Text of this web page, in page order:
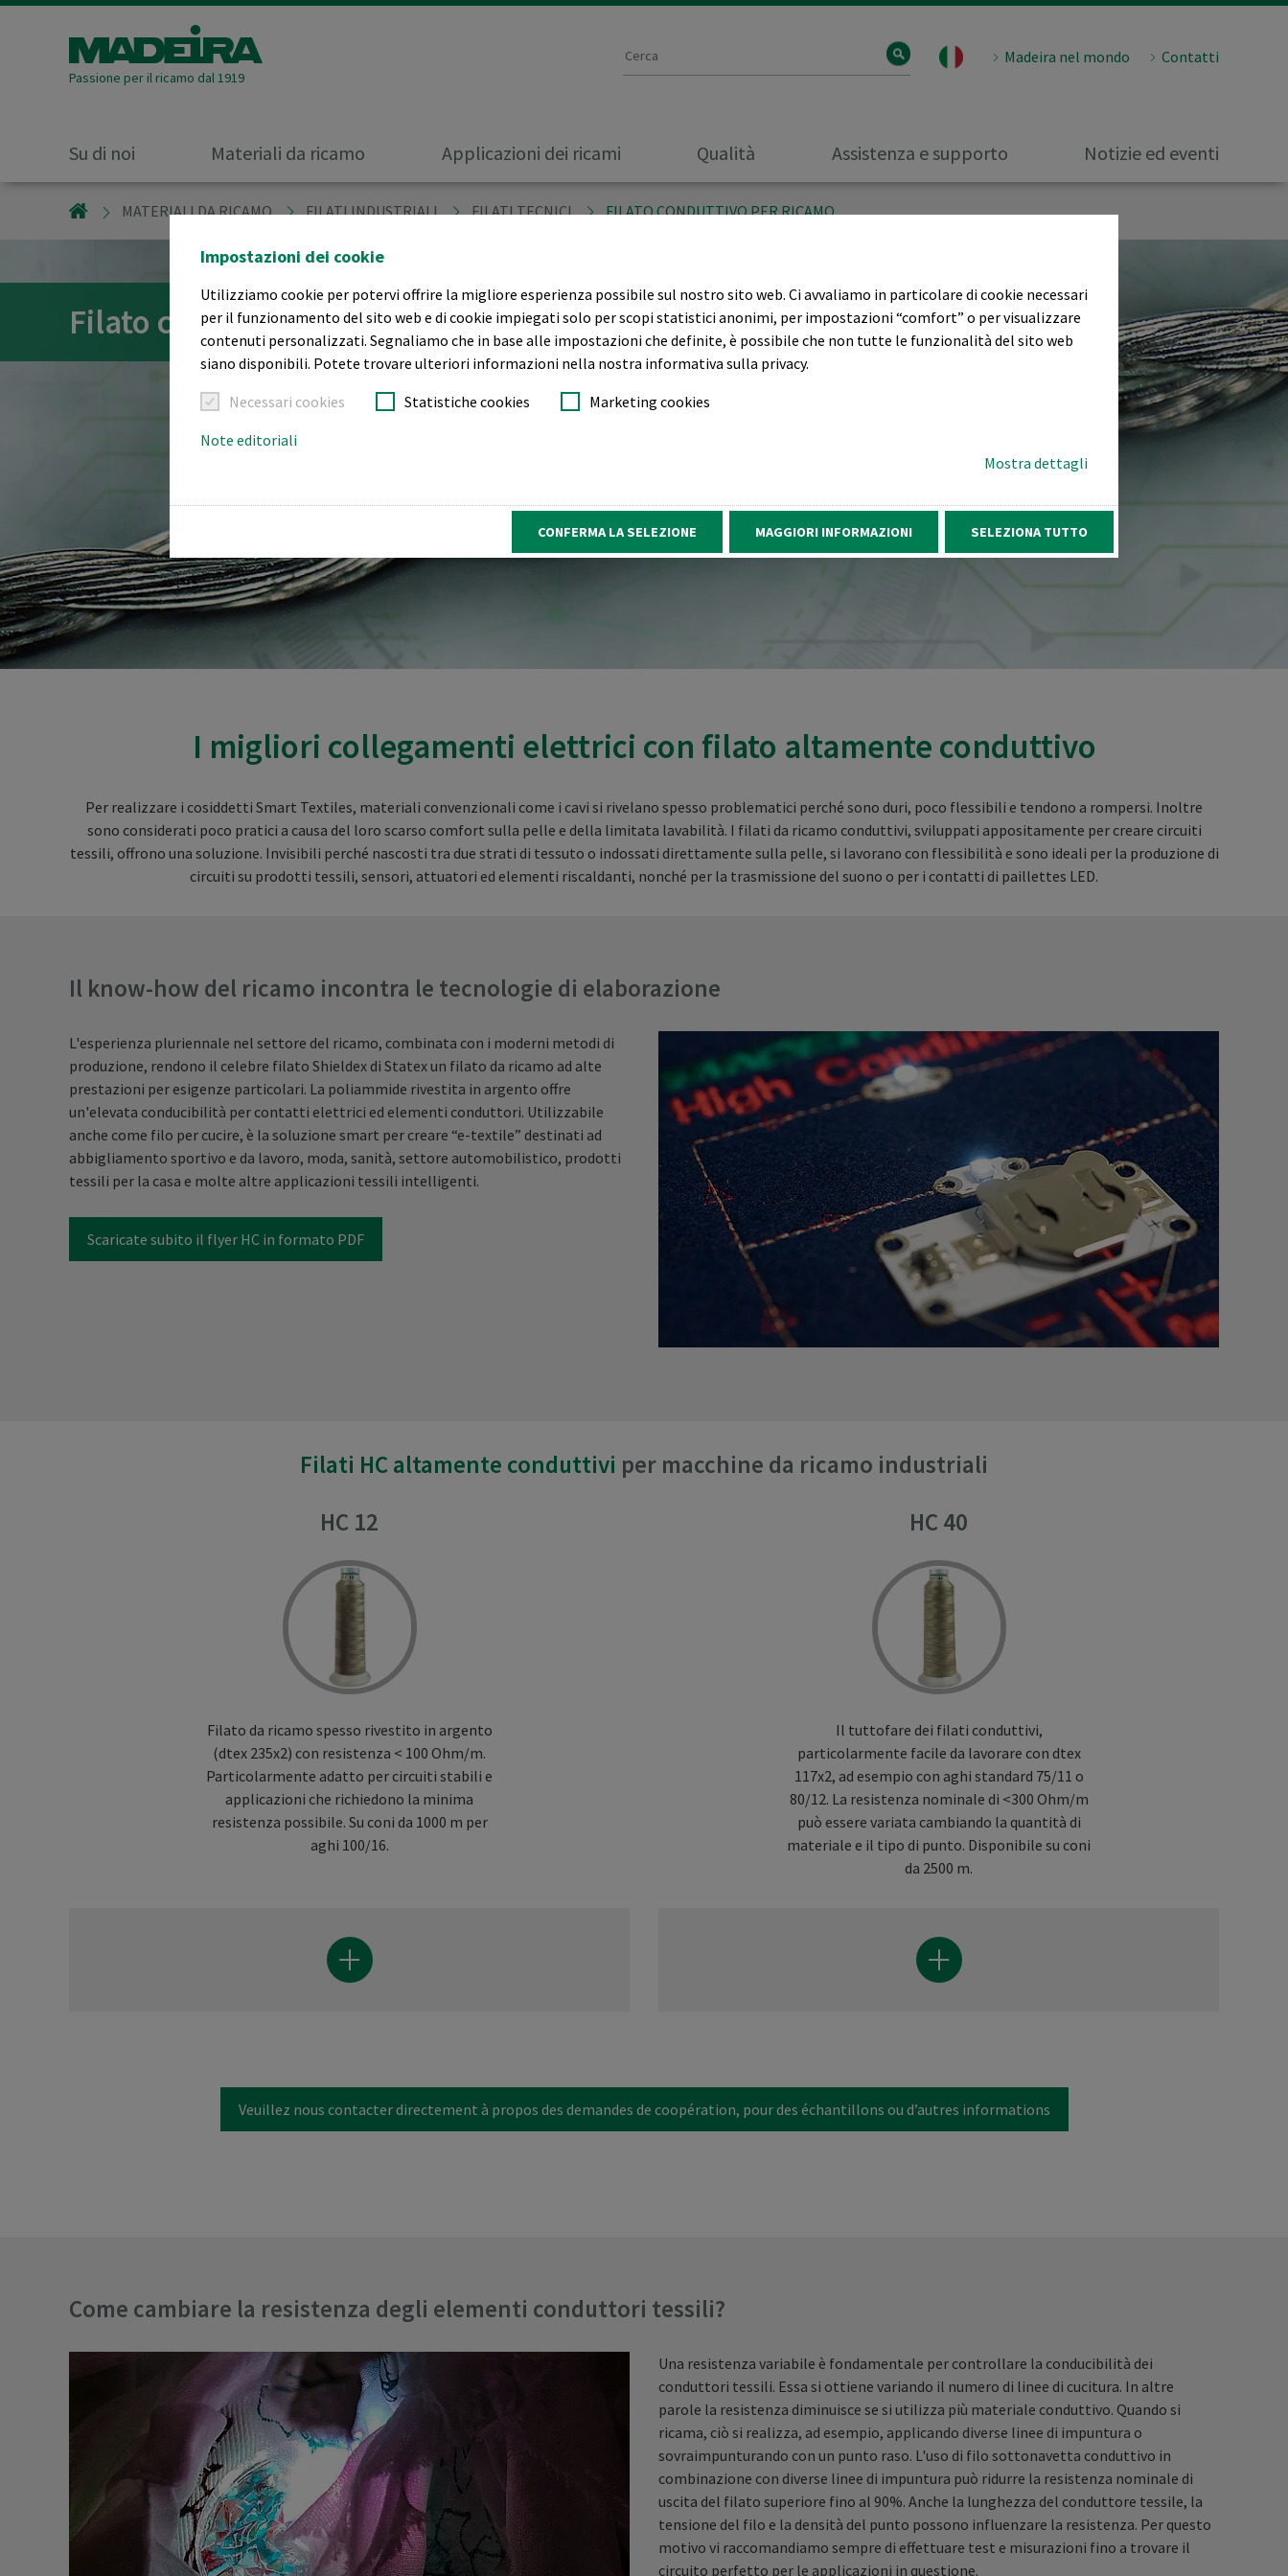
Impostazioni dei cookie
Utilizziamo cookie per potervi offrire la migliore esperienza possibile sul nostro sito web. Ci avvaliamo in particolare di cookie necessari
per il funzionamento del sito web e di cookie impiegati solo per scopi statistici anonimi, per impostazioni “comfort” o per visualizzare
contenuti personalizzati. Segnaliamo che in base alle impostazioni che definite, è possibile che non tutte le funzionalità del sito web
siano disponibili. Potete trovare ulteriori informazioni nella nostra informativa sulla privacy.
Necessari cookies
Statistiche cookies
Marketing cookies
Note editoriali
Mostra dettagli
CONFERMA LA SELEZIONE MAGGIORI INFORMAZIONI SELEZIONA TUTTO
Passione per il ricamo dal 1919
Madeira nel mondo Contatti
Su di noi Materiali da ricamo Applicazioni dei ricami Qualità Assistenza e supporto Notizie ed eventi
MADEIRA GARNFABRIK
MATERIALI DA RICAMO FILATI INDUSTRIALI FILATI TECNICI FILATO CONDUTTIVO PER RICAMO
Filato conduttivo per ricamo
I migliori collegamenti elettrici con filato altamente conduttivo
Per realizzare i cosiddetti Smart Textiles, materiali convenzionali come i cavi si rivelano spesso problematici perché sono duri, poco flessibili e tendono a rompersi. Inoltre
sono considerati poco pratici a causa del loro scarso comfort sulla pelle e della limitata lavabilità. I filati da ricamo conduttivi, sviluppati appositamente per creare circuiti
tessili, offrono una soluzione. Invisibili perché nascosti tra due strati di tessuto o indossati direttamente sulla pelle, si lavorano con flessibilità e sono ideali per la produzione di
circuiti su prodotti tessili, sensori, attuatori ed elementi riscaldanti, nonché per la trasmissione del suono o per i contatti di paillettes LED.
Il know-how del ricamo incontra le tecnologie di elaborazione
L'esperienza pluriennale nel settore del ricamo, combinata con i moderni metodi di
produzione, rendono il celebre filato Shieldex di Statex un filato da ricamo ad alte
prestazioni per esigenze particolari. La poliammide rivestita in argento offre
un'elevata conducibilità per contatti elettrici ed elementi conduttori. Utilizzabile
anche come filo per cucire, è la soluzione smart per creare “e-textile” destinati ad
abbigliamento sportivo e da lavoro, moda, sanità, settore automobilistico, prodotti
tessili per la casa e molte altre applicazioni tessili intelligenti.
Scaricate subito il flyer HC in formato PDF
Filati HC altamente conduttivi per macchine da ricamo industriali
HC 12
Filato da ricamo spesso rivestito in argento
(dtex 235x2) con resistenza < 100 Ohm/m.
Particolarmente adatto per circuiti stabili e
applicazioni che richiedono la minima
resistenza possibile. Su coni da 1000 m per
aghi 100/16.
HC 40
Il tuttofare dei filati conduttivi,
particolarmente facile da lavorare con dtex
117x2, ad esempio con aghi standard 75/11 o
80/12. La resistenza nominale di <300 Ohm/m
può essere variata cambiando la quantità di
materiale e il tipo di punto. Disponibile su coni
da 2500 m.
Veuillez nous contacter directement à propos des demandes de coopération, pour des échantillons ou d’autres informations
Come cambiare la resistenza degli elementi conduttori tessili?
Una resistenza variabile è fondamentale per controllare la conducibilità dei
conduttori tessili. Essa si ottiene variando il numero di linee di cucitura. In altre
parole la resistenza diminuisce se si utilizza più materiale conduttivo. Quando si
ricama, ciò si realizza, ad esempio, applicando diverse linee di impuntura o
sovraimpunturando con un punto raso. L'uso di filo sottonavetta conduttivo in
combinazione con diverse linee di impuntura può ridurre la resistenza nominale di
uscita del filato superiore fino al 90%. Anche la lunghezza del conduttore tessile, la
tensione del filo e la densità del punto possono influenzare la resistenza. Per questo
motivo vi raccomandiamo sempre di effettuare test e misurazioni fino a trovare il
circuito perfetto per le applicazioni in questione.